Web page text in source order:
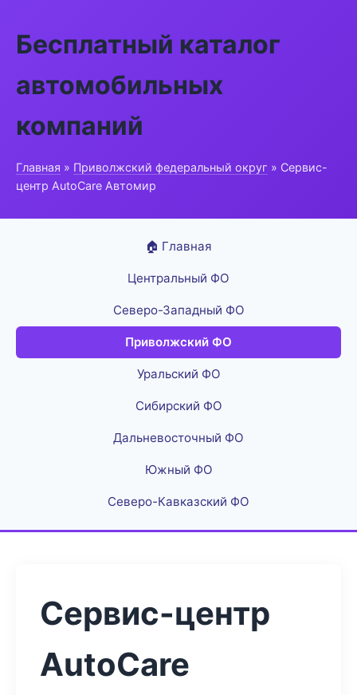
Бесплатный каталог
автомобильных
компаний
Главная » Приволжский федеральный округ » Сервис-
центр AutoCare Автомир
🏠 Главная
Центральный ФО
Северо-Западный ФО
Приволжский ФО
Уральский ФО
Сибирский ФО
Дальневосточный ФО
Южный ФО
Северо-Кавказский ФО
Сервис-центр
AutoCare